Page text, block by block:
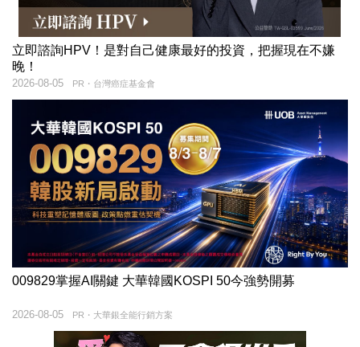
立即諮詢HPV！是對自己健康最好的投資，把握現在不嫌
晚！
PR・台灣癌症基金會
2026-08-05
009829掌握AI關鍵 大華韓國KOSPI 50今強勢開募
PR・大華銀全能行銷方案
2026-08-05